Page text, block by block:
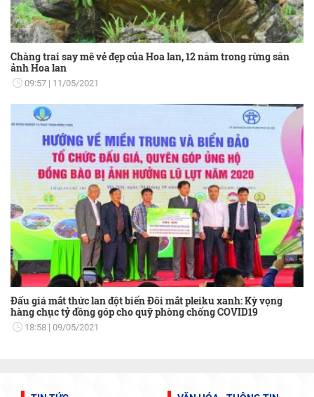
Chàng trai say mê vẻ đẹp của Hoa lan, 12 năm trong rừng săn
ảnh Hoa lan
09:57 11/05/2021
Đấu giá mắt thức lan đột biến Đôi mắt pleiku xanh: Kỳ vọng
hàng chục tỷ đồng góp cho quỹ phòng chống COVID19
18:58 09/05/2021